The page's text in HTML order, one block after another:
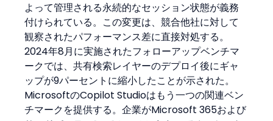
よって管理される永続的なセッション状態が義務
付けられている。この変更は、競合他社に対して
観察されたパフォーマンス差に直接対処する。
2024年8月に実施されたフォローアップベンチマ
ークでは、共有検索レイヤーのデプロイ後にギャ
ップが9パーセントに縮小したことが示された。
MicrosoftのCopilot Studioはもう一つの関連ベン
チマークを提供する。企業がMicrosoft 365および